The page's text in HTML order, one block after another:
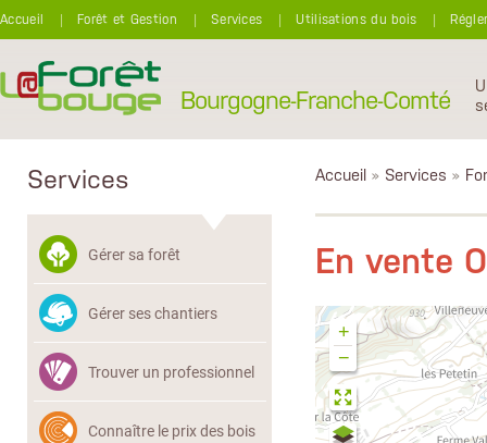
Accueil
Forêt et Gestion Services Utilisations du bois
Bourgogne-Franche-Comté
Services
Gérer sa forêt
Gérer ses chantiers
Trouver un professionnel
Connaître le prix des bois
Accueil » Services »
En vente
+
−